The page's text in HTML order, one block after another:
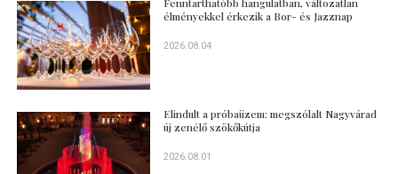
élményekkel érkezik a Bor- és Jazznap
2026.08.04
Elindult a próbaüzem: megszólalt Nagyvárad
új zenélő szökőkútja
2026.08.01